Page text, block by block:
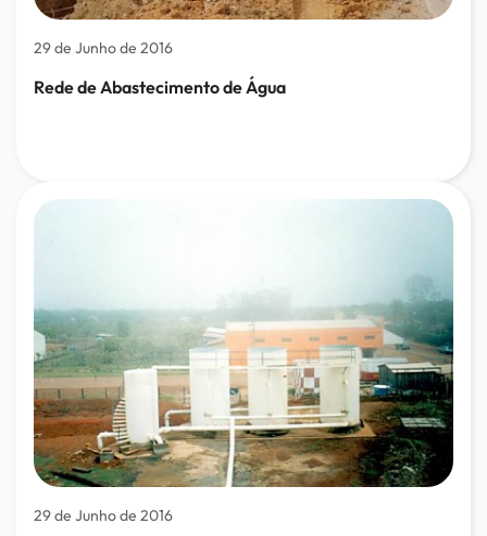
29 de Junho de 2016
Rede de Abastecimento de Água
29 de Junho de 2016